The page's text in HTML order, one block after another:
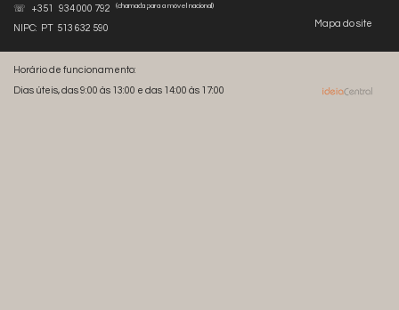
Mapa do site
☏ +351 934 000 792 (chamada para a móvel nacional)
NIPC: PT 513 632 590
Horário de funcionamento:
Dias úteis, das 9:00 às 13:00 e das 14:00 às 17:00